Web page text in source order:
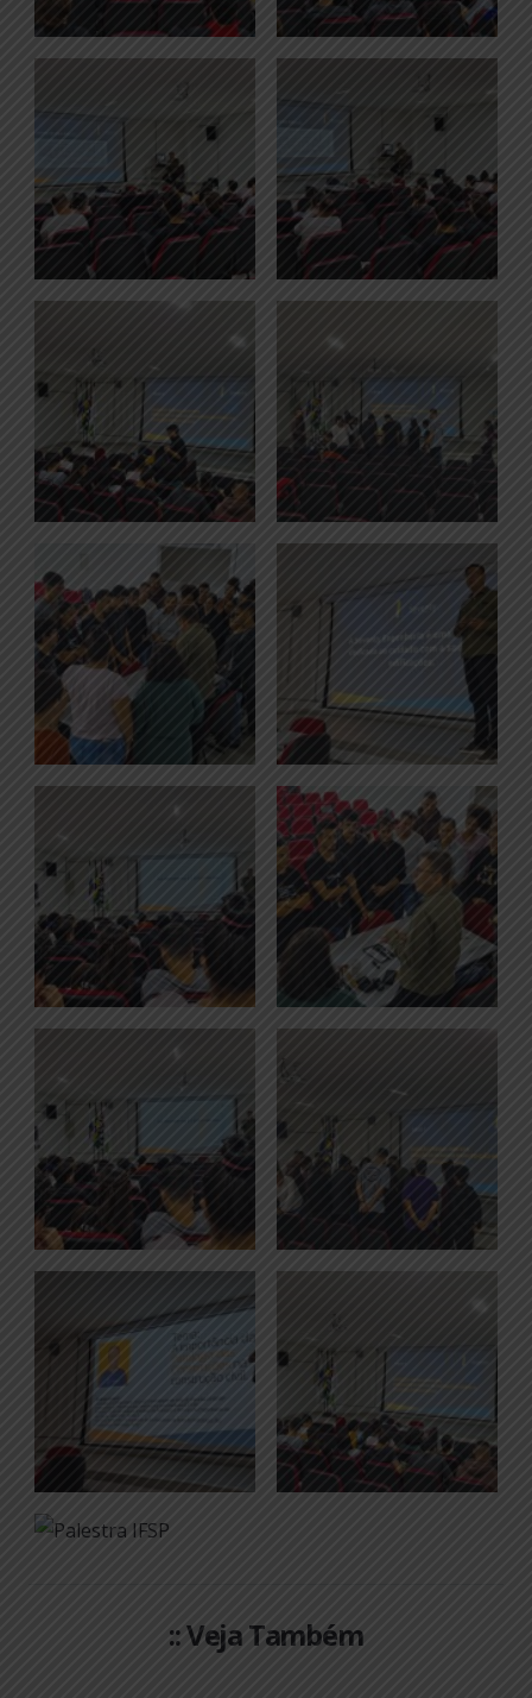
:: Veja Também